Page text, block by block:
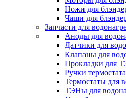
Ножи для
Чаши для
Запчасти для
Аноды для
Датчики для
Клапаны для
Прокладки для
Ручки
Термостаты для
ТЭНы для